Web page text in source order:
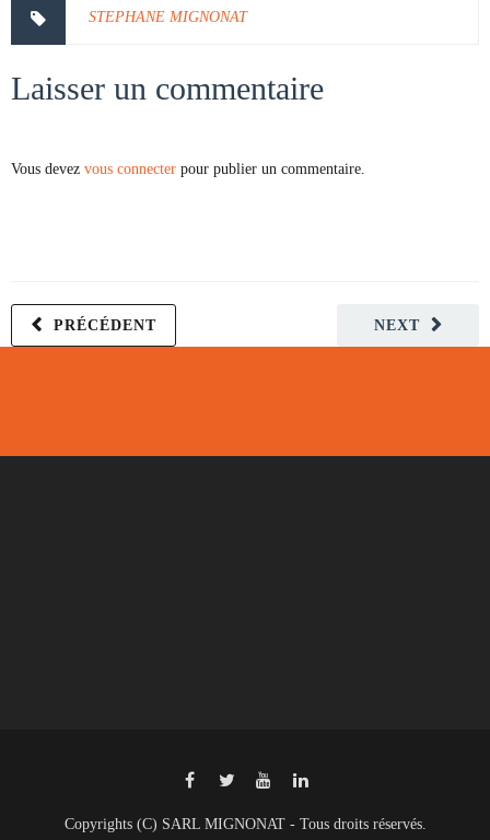
STEPHANE MIGNONAT
Laisser un commentaire
Vous devez vous connecter pour publier un commentaire.
NEXT
PRÉCÉDENT
Copyrights (C) SARL MIGNONAT - Tous droits réservés.